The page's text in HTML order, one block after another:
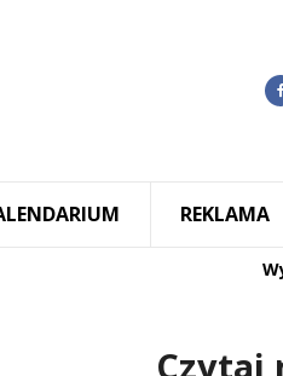
REKLAMA
Czytaj